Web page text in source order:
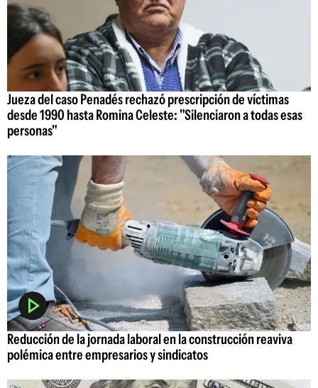
Jueza del caso Penadés rechazó prescripción de víctimas
desde 1990 hasta Romina Celeste: "Silenciaron a todas esas
personas"
Reducción de la jornada laboral en la construcción reaviva
polémica entre empresarios y sindicatos